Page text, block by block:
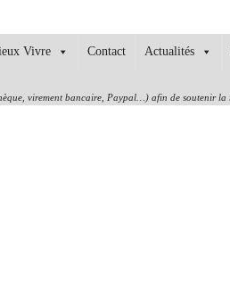
Vivre Contact Actualités
virement bancaire, Paypal…) afin de soutenir la